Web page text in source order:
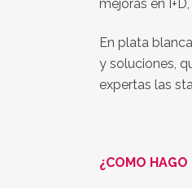
mejoras en
En plata
y soluciones,
expertas las
¿COMO